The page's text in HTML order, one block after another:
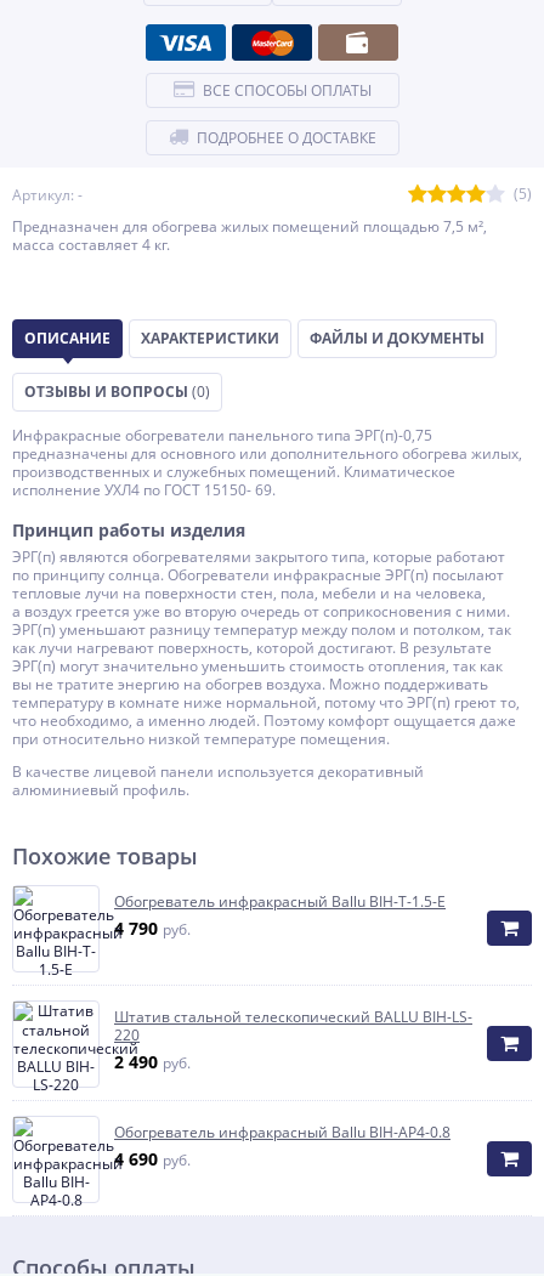
Артикул: -
(5)
Предназначен для обогрева жилых помещений площадью 7,5 м²,
масса составляет 4 кг.
ВСЕ СПОСОБЫ ОПЛАТЫ
ПОДРОБНЕЕ О ДОСТАВКЕ
ОПИСАНИЕ ХАРАКТЕРИСТИКИ ФАЙЛЫ И ДОКУМЕНТЫ
ОТЗЫВЫ И ВОПРОСЫ (0)
Инфракрасные обогреватели панельного типа ЭРГ(п)-0,75
предназначены для основного или дополнительного обогрева жилых,
производственных и служебных помещений. Климатическое
исполнение УХЛ4 по ГОСТ 15150- 69.
Принцип работы изделия
ЭРГ(п) являются oбoгрeвaтeлями закрытого типа, которые работают
по принципу солнца. Oбoгрeвaтeли инфрaкрacные ЭРГ(п) посылают
тепловые лучи на поверхности стен, пола, мебели и на человека,
а воздух греется уже во вторую очередь от соприкосновения с ними.
ЭРГ(п) уменьшают разницу температур между полом и потолком, так
как лучи нагревают поверхность, которой достигают. В результате
ЭРГ(п) могут значительно уменьшить стоимость отопления, так как
вы не тратите энергию на обогрев воздуха. Можно поддерживать
температуру в комнате ниже нормальной, потому что ЭРГ(п) греют то,
что необходимо, а именно людей. Поэтому комфорт ощущается даже
при относительно низкой температуре помещения.
В качестве лицевой панели используется декоративный
алюминиевый профиль.
Похожие товары
Обогреватель инфракрасный Ballu BIH-T-1.5-E
4 790 руб.
Штатив стальной телескопический BALLU BIH-LS-
220
2 490 руб.
Обогреватель инфракрасный Ballu BIH-AP4-0.8
4 690 руб.
Способы оплаты